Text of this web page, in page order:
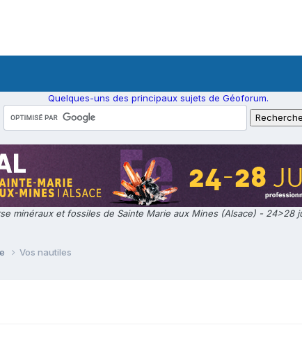
Quelques-uns des principaux sujets de Géoforum.
minéraux et fossiles de Sainte Marie aux Mines (Alsace) - 24>28
Vos nautiles